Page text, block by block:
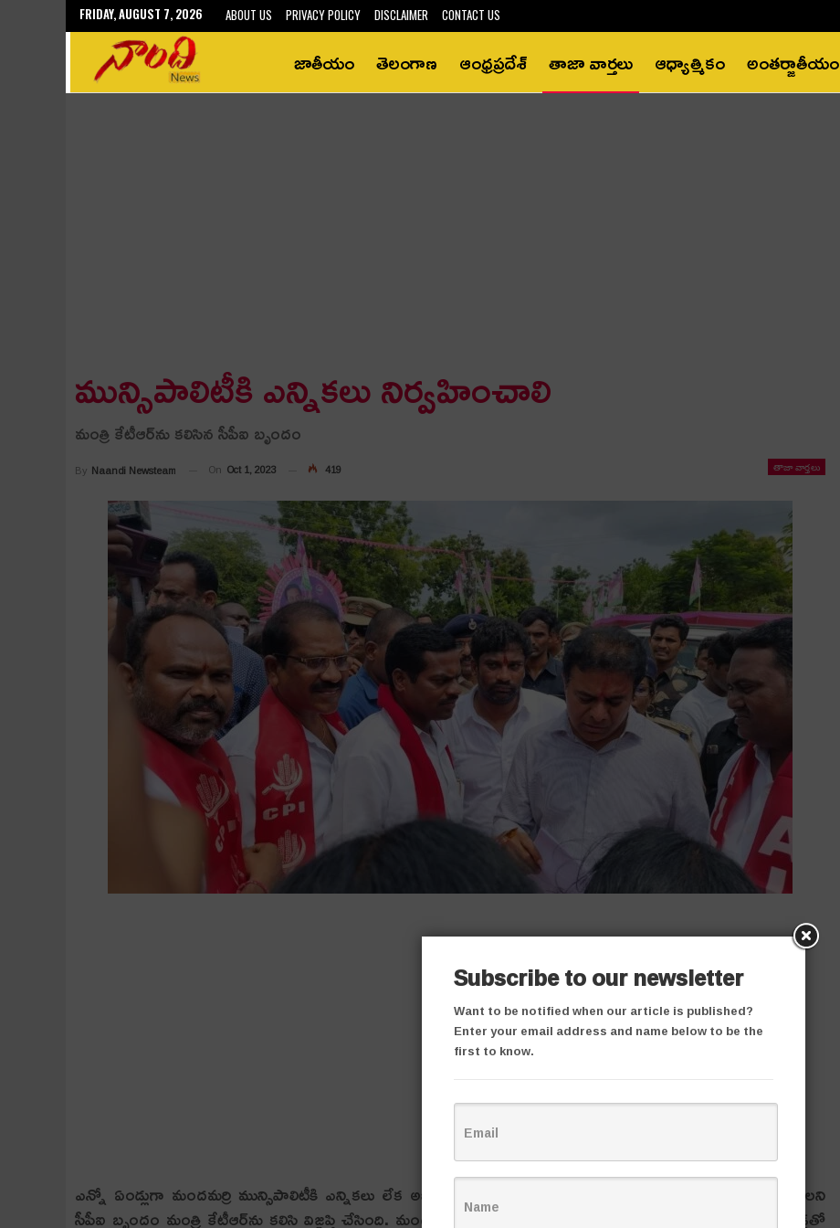
FRIDAY, AUGUST 7, 2026 ABOUT US PRIVACY POLICY DISCLAIMER CONTACT US
జాతీయం తెలంగాణ ఆంధ్రప్రదేశ్‌ తాజా వార్తలు ఆధ్యాత్మికం అంతర్జాతీయం
మున్సిపాలిటీకి ఎన్నిక‌లు నిర్వ‌హించాలి
మంత్రి కేటీఆర్‌ను క‌లిసిన సీపీఐ బృందం
తాజా వార్తలు
By Naandi Newsteam On Oct 1, 2023 419
ఎన్నో ఏండ్లుగా మంద‌మ‌ర్రి మున్సిపాలిటీకి ఎన్నిక‌లు లేక అభివృద్ధి కుంటుప‌డుతోంద‌ని ఇక్క‌డ వెంట‌నే ఎన్నిక‌లు నిర్వ‌హించాల‌ని
సీపీఐ బృందం మంత్రి కేటీఆర్‌ను క‌లిసి విజ్ఞ‌ప్తి చేసింది. మంద‌మ‌ర్రి మున్సిపాలిటీకి వ‌చ్చిన మంత్రిని క‌లిసిన నేత‌లు ప‌లు డిమాండ్ల‌తో
Subscribe to our newsletter
Want to be notified when our article is published?
Enter your email address and name below to be the
first to know.